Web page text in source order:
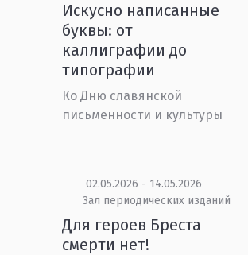
Искусно написанные
буквы: от
каллиграфии до
типографии
Ко Дню славянской
письменности и культуры
02.05.2026 - 14.05.2026
Зал периодических изданий
Для героев Бреста
смерти нет!